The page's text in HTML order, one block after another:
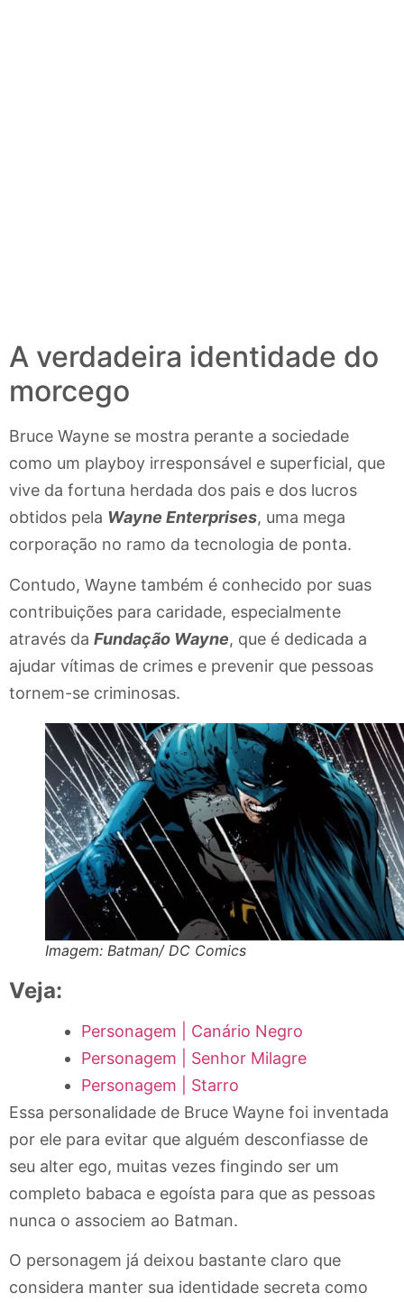
A verdadeira identidade do
morcego
Bruce Wayne se mostra perante a sociedade
como um playboy irresponsável e superficial, que
vive da fortuna herdada dos pais e dos lucros
obtidos pela Wayne Enterprises, uma mega
corporação no ramo da tecnologia de ponta.
Contudo, Wayne também é conhecido por suas
contribuições para caridade, especialmente
através da Fundação Wayne, que é dedicada a
ajudar vítimas de crimes e prevenir que pessoas
tornem-se criminosas.
Imagem: Batman/ DC Comics
Veja:
Personagem | Canário Negro
Personagem | Senhor Milagre
Personagem | Starro
Essa personalidade de Bruce Wayne foi inventada
por ele para evitar que alguém desconfiasse de
seu alter ego, muitas vezes fingindo ser um
completo babaca e egoísta para que as pessoas
nunca o associem ao Batman.
O personagem já deixou bastante claro que
considera manter sua identidade secreta como